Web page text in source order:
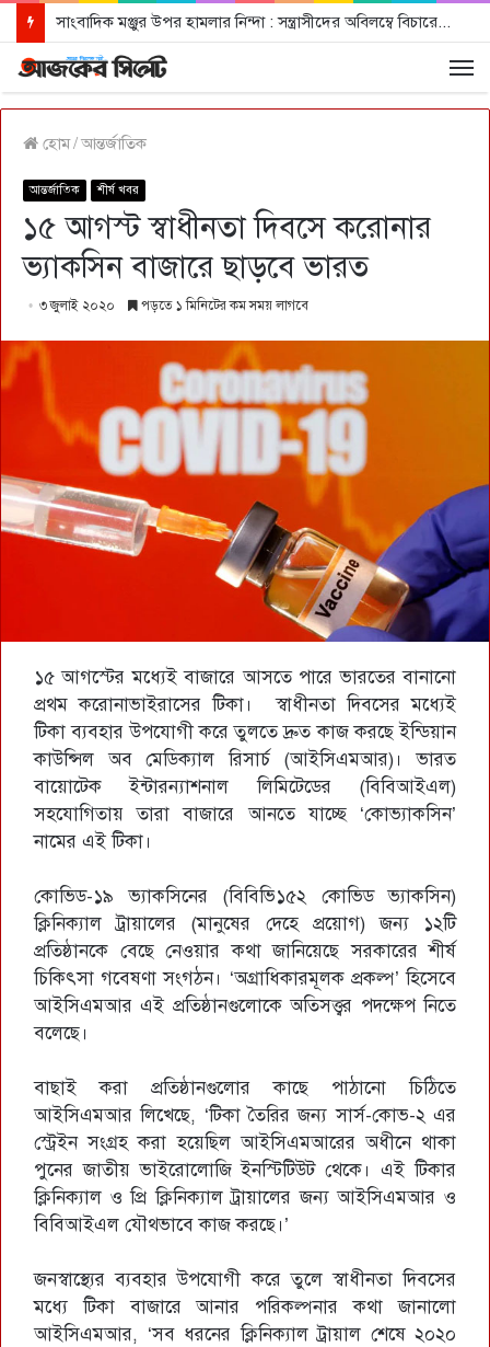
সাংবাদিক মঞ্জুর উপর হামলার নিন্দা : সন্ত্রাসীদের অবিলম্বে বিচারের আওতায় আনার দাবী
হোম/আন্তর্জাতিক
আন্তর্জাতিক শীর্ষ খবর
১৫ আগস্ট স্বাধীনতা দিবসে করোনার
ভ্যাকসিন বাজারে ছাড়বে ভারত
৩ জুলাই ২০২০ পড়তে ১ মিনিটের কম সময় লাগবে
১৫ আগস্টের মধ্যেই বাজারে আসতে পারে ভারতের বানানো
প্রথম করোনাভাইরাসের টিকা। স্বাধীনতা দিবসের মধ্যেই
টিকা ব্যবহার উপযোগী করে তুলতে দ্রুত কাজ করছে ইন্ডিয়ান
কাউন্সিল অব মেডিক্যাল রিসার্চ (আইসিএমআর)। ভারত
বায়োটেক ইন্টারন্যাশনাল লিমিটেডের (বিবিআইএল)
সহযোগিতায় তারা বাজারে আনতে যাচ্ছে ‘কোভ্যাকসিন’
নামের এই টিকা।
কোভিড-১৯ ভ্যাকসিনের (বিবিভি১৫২ কোভিড ভ্যাকসিন)
ক্লিনিক্যাল ট্রায়ালের (মানুষের দেহে প্রয়োগ) জন্য ১২টি
প্রতিষ্ঠানকে বেছে নেওয়ার কথা জানিয়েছে সরকারের শীর্ষ
চিকিৎসা গবেষণা সংগঠন। ‘অগ্রাধিকারমূলক প্রকল্প’ হিসেবে
আইসিএমআর এই প্রতিষ্ঠানগুলোকে অতিসত্ত্বর পদক্ষেপ নিতে
বলেছে।
বাছাই করা প্রতিষ্ঠানগুলোর কাছে পাঠানো চিঠিতে
আইসিএমআর লিখেছে, ‘টিকা তৈরির জন্য সার্স-কোভ-২ এর
স্ট্রেইন সংগ্রহ করা হয়েছিল আইসিএমআরের অধীনে থাকা
পুনের জাতীয় ভাইরোলোজি ইনস্টিটিউট থেকে। এই টিকার
ক্লিনিক্যাল ও প্রি ক্লিনিক্যাল ট্রায়ালের জন্য আইসিএমআর ও
বিবিআইএল যৌথভাবে কাজ করছে।’
জনস্বাস্থ্যের ব্যবহার উপযোগী করে তুলে স্বাধীনতা দিবসের
মধ্যে টিকা বাজারে আনার পরিকল্পনার কথা জানালো
আইসিএমআর, ‘সব ধরনের ক্লিনিক্যাল ট্রায়াল শেষে ২০২০